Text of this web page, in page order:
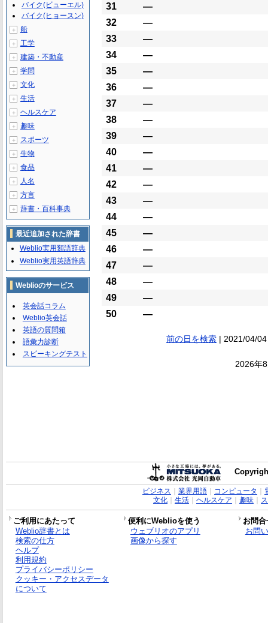
31
―
32
―
33
―
34
―
35
―
36
―
37
―
38
―
39
―
40
―
41
―
42
―
43
―
44
―
45
―
46
―
47
―
48
―
49
―
50
―
前の日を検索| 2021/04/
2026年
バイク(ビューエル)
バイク(ヒョースン)
＋ 船
＋ 工学
＋ 建築・不動産
＋ 学問
＋ 文化
＋ 生活
＋ ヘルスケア
＋ 趣味
＋ スポーツ
＋ 生物
＋ 食品
＋ 人名
＋ 方言
＋ 辞書・百科事典
最近追加された辞書
Weblio実用類語辞典
Weblio実用英語辞典
Weblioのサービス
英会話コラム
Weblio英会話
英語の質問箱
語彙力診断
スピーキングテスト
ビジネス 業界用語｜ コンピュータ
文化｜ 生活｜ ヘルスケア 趣味｜
ご利用にあたって 便利にWeblioを使う
お問
Weblio辞書とは
検索の仕方
ヘルプ
利用規約
プライバシーポリシー
クッキー・アクセスデータ
について
ウェブリオのアプリ
画像から探す
お問